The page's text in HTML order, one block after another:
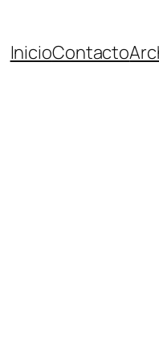
InicioContacto